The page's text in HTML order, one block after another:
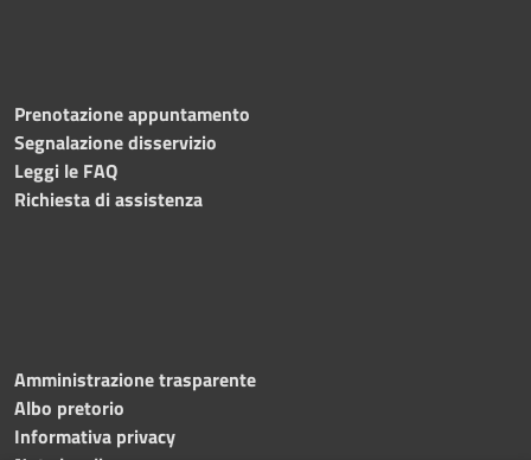
Prenotazione appuntamento
Segnalazione disservizio
Leggi le FAQ
Richiesta di assistenza
Amministrazione trasparente
Albo pretorio
Informativa privacy